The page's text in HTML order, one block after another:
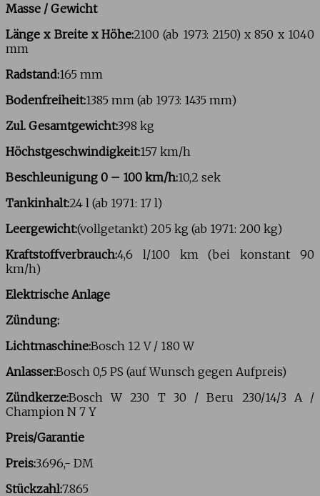
Masse / Gewicht
Länge x Breite x Höhe:2100 (ab 1973: 2150) x 850 x 1040
mm
Radstand:165 mm
Bodenfreiheit:1385 mm (ab 1973: 1435 mm)
Zul. Gesamtgewicht:398 kg
Höchstgeschwindigkeit:157 km/h
Beschleunigung 0 – 100 km/h:10,2 sek
Tankinhalt:24 l (ab 1971: 17 l)
Leergewicht:(vollgetankt) 205 kg (ab 1971: 200 kg)
Kraftstoffverbrauch:4,6 l/100 km (bei konstant 90
km/h)
Elektrische Anlage
Zündung:
Lichtmaschine:Bosch 12 V / 180 W
Anlasser:Bosch 0,5 PS (auf Wunsch gegen Aufpreis)
Zündkerze:Bosch W 230 T 30 / Beru 230/14/3 A /
Champion N 7 Y
Preis/Garantie
Preis:3.696,- DM
Stückzahl:7.865